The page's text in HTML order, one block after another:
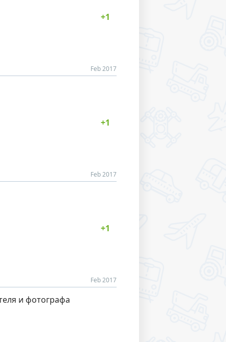
Feb 2017
Feb 2017
Feb 2017
и фотографа